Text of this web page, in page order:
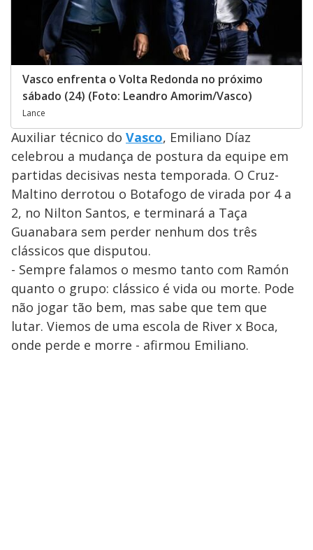
Vasco enfrenta o Volta Redonda no próximo
sábado (24) (Foto: Leandro Amorim/Vasco)
Lance
Auxiliar técnico do Vasco, Emiliano Díaz
celebrou a mudança de postura da equipe em
partidas decisivas nesta temporada. O Cruz-
Maltino derrotou o Botafogo de virada por 4 a
2, no Nilton Santos, e terminará a Taça
Guanabara sem perder nenhum dos três
clássicos que disputou.
- Sempre falamos o mesmo tanto com Ramón
quanto o grupo: clássico é vida ou morte. Pode
não jogar tão bem, mas sabe que tem que
lutar. Viemos de uma escola de River x Boca,
onde perde e morre - afirmou Emiliano.